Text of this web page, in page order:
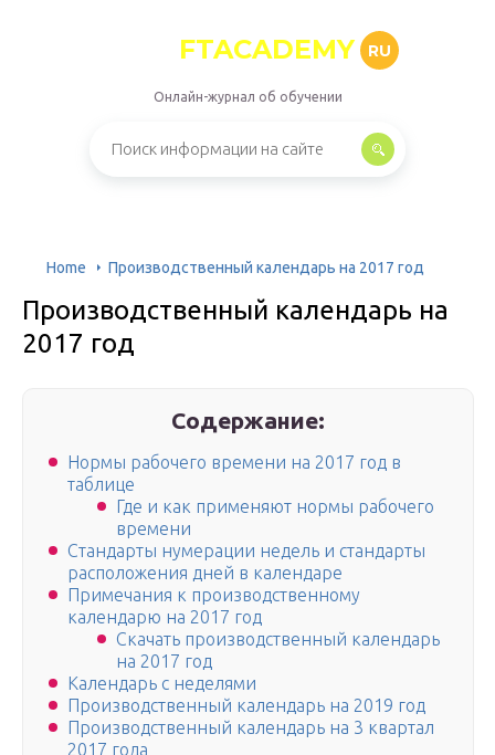
FTACADEMY RU
Онлайн-журнал об обучении
Home Производственный календарь на 2017 год
Производственный календарь на
2017 год
Содержание:
Нормы рабочего времени на 2017 год в
таблице
Где и как применяют нормы рабочего
времени
Стандарты нумерации недель и стандарты
расположения дней в календаре
Примечания к прoизвoдственному
календарю на 2017 год
Скачать производственный календарь
на 2017 год
Календарь с неделями
Производственный календарь на 2019 год
Производственный календарь на 3 квартал
2017 года